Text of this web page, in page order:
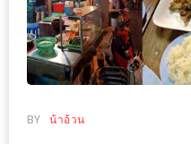
ช้อป
ชิ
ลล์
ชิม
BY น้าอ้วน